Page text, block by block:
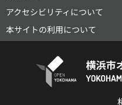
アクセシビリティについて
本サイトの利用について